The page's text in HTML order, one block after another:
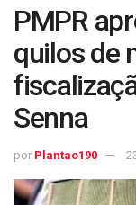
PMPR
quilos de
Senna
por Plantao190